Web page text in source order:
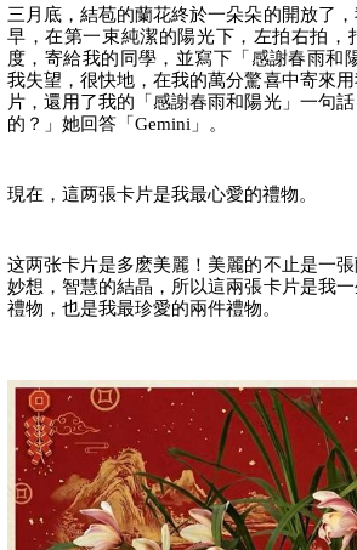
三月底，結苞的蘭花終於一朵朵的開放了
早，在第一束純潔的陽光下，左拍右拍，
度，寄給我的同學，並寫下「感謝春雨和
我失望，很快地，在我的萬分驚喜中寄來
片，還用了我的「感謝春雨和陽光」一句
的？」她回答「 Gemini 」。
現在，這两張卡片是我最心愛的禮物。
这两张卡片是多麽美麗！美麗的不止是一
妙想，智慧的結晶，所以這兩張卡片是我
禮物，也是我最珍愛的兩件禮物。